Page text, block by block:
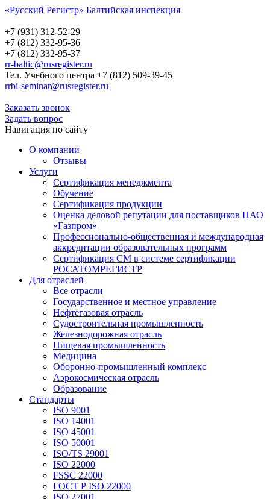
«Русский Регистр» Балтийская инспекция
+7 (931) 312-52-29
+7 (812) 332-95-36
+7 (812) 332-95-37
rr-baltic@rusregister.ru
Тел. Учебного центра +7 (812) 509-39-45
rrbi-seminar@rusregister.ru
Заказать звонок
Задать вопрос
Навигация по сайту
О компании
Отзывы
Услуги
Сертификация менеджмента
Обучение
Сертификация продукции
Оценка деловой репутации для поставщиков ПАО
«Газпром»
Профессионально-общественная и международная
аккредитации образовательных программ
Сертификация СМ в системе сертификации
РОСАТОМРЕГИСТР
Для отраслей
Все отрасли
Государственное и местное управление
Нефтегазовая отрасль
Судостроительная промышленность
Железнодорожная отрасль
Пищевая промышленность
Медицина
Оборонно-промышленный комплекс
Аэрокосмическая отрасль
Образование
Стандарты
ISO 9001
ISO 14001
ISO 45001
ISO 50001
ISO/TS 29001
ISO 22000
FSSC 22000
ГОСТ Р ISO 22000
ISO 27001